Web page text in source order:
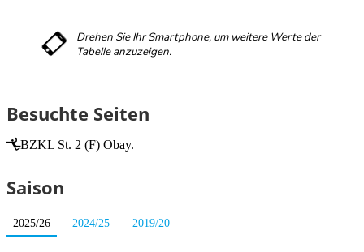
Besuchte Seiten
BZKL St. 2 (F) Obay.
Saison
2025/26 2024/25 2019/20